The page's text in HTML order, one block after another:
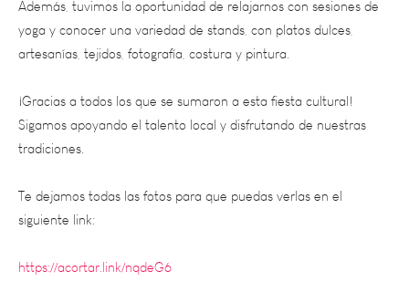
artesanías, tejidos, fotografía, costura y pintura.
¡Gracias a todos los que se sumaron a esta fiesta cultural!
Sigamos apoyando el talento local y disfrutando de nuestras
tradiciones.
Te dejamos todas las fotos para que puedas verlas en el
siguiente link:
https://acortar.link/nqdeG6